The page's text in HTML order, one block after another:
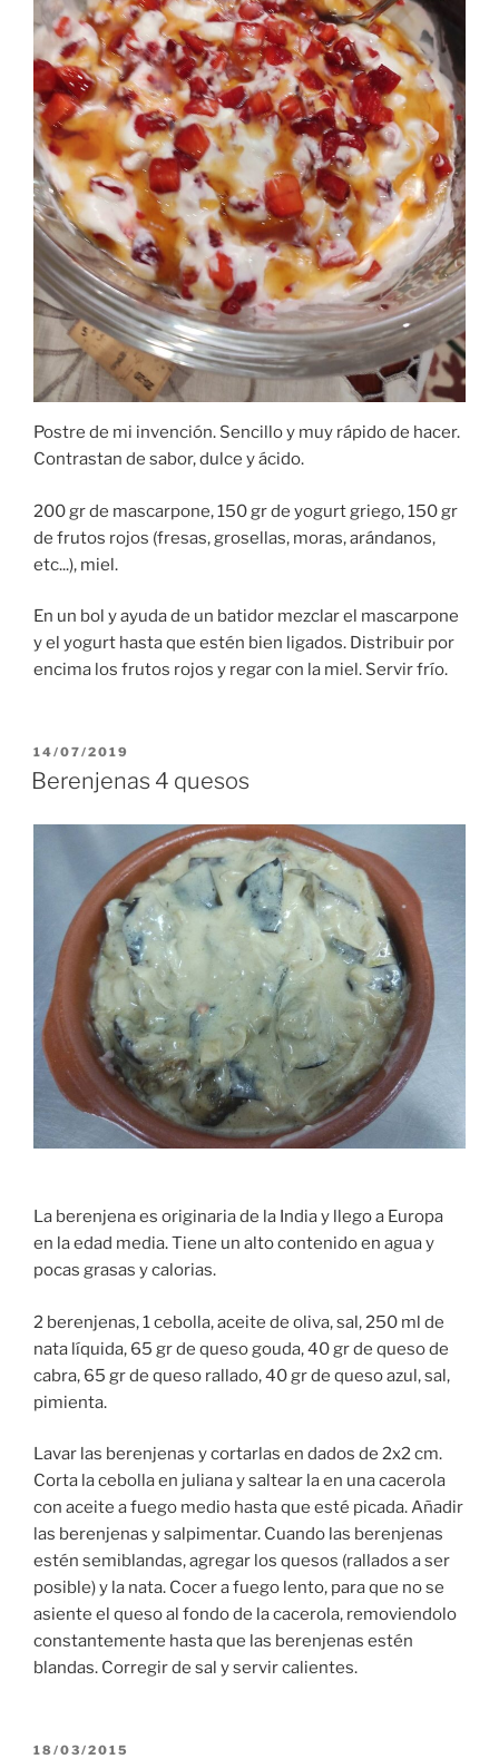
Postre de mi invención. Sencillo y muy rápido de hacer.
Contrastan de sabor, dulce y ácido.
200 gr de mascarpone, 150 gr de yogurt griego, 150 gr
de frutos rojos (fresas, grosellas, moras, arándanos,
etc...), miel.
En un bol y ayuda de un batidor mezclar el mascarpone
y el yogurt hasta que estén bien ligados. Distribuir por
encima los frutos rojos y regar con la miel. Servir frío.
PUBLICADO
EL
14/07/2019
Berenjenas 4 quesos
La berenjena es originaria de la India y llego a Europa
en la edad media. Tiene un alto contenido en agua y
pocas grasas y calorias.
2 berenjenas, 1 cebolla, aceite de oliva, sal, 250 ml de
nata líquida, 65 gr de queso gouda, 40 gr de queso de
cabra, 65 gr de queso rallado, 40 gr de queso azul, sal,
pimienta.
Lavar las berenjenas y cortarlas en dados de 2x2 cm.
Corta la cebolla en juliana y saltear la en una cacerola
con aceite a fuego medio hasta que esté picada. Añadir
las berenjenas y salpimentar. Cuando las berenjenas
estén semiblandas, agregar los quesos (rallados a ser
posible) y la nata. Cocer a fuego lento, para que no se
asiente el queso al fondo de la cacerola, removiendolo
constantemente hasta que las berenjenas estén
blandas. Corregir de sal y servir calientes.
PUBLICADO
18/03/2015